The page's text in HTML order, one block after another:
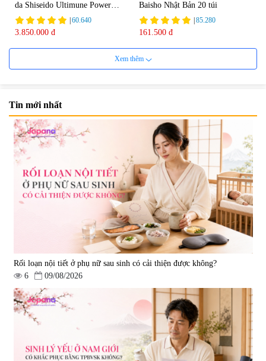
da Shiseido Ultimune Power
75ml
60.640
3.850.000 đ
Baisho Nhật Bản 20 túi
85.280
161.500 đ
Viên uống bổ não Ribeto Shoji
Ichoha Ekisu Plus - 90 viên
57.920
1.450.000 đ
Viên nang uống cải thiện thị lực,
trí nhớ DHA + EPA + Flaxseed
Oil 30 viên/gói - Date 02/2027
|52.346
225.000 đ
Tẩy tế bào chết Nichiei Bussan
Nano NMN+ Peeling Gel
1.490.000 đ
Viên uống hỗ trợ bền thành
mạch, ngừa tai biến Elastin Plus
& Nattokinase Hokoen 80 viên
|0
980.000 đ
Xem thêm
Tin mới nhất
Rối loạn nội tiết ở phụ nữ sau sinh có cải thiện được không?
6
09/08/2026